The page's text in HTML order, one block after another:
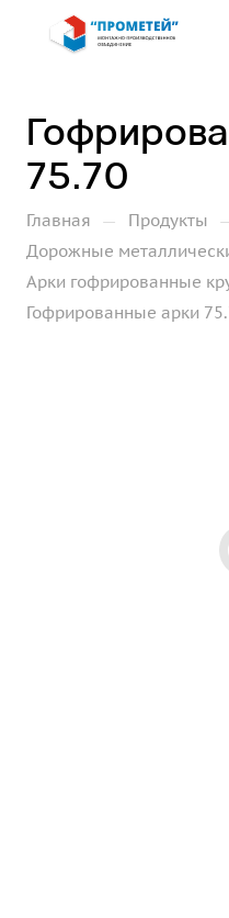
75.70
Главная — Продукты
Дорожные
Арки гофрированные
Гофрированные арки